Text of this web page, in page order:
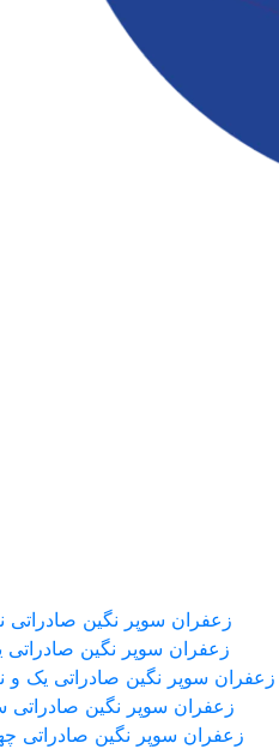
زعفران سوپر نگین صادراتی
زعفران سوپر نگین صادراتی
زعفران سوپر نگین صادراتی یک و
زعفران سوپر نگین صادراتی
زعفران سوپر نگین صادراتی